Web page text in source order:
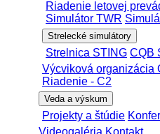
Riadenie letovej
Simulátor TWR
Strelecké simulátory
Strelnica STING CQB
Výcviková organizácia
Riadenie - C2
Veda a výskum
Projekty a štúdie
Videogaléria Kontakt